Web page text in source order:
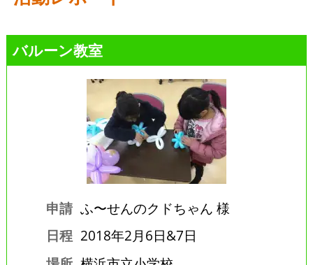
バルーン教室
申請 ふ〜せんのクドちゃん 様
日程 2018年2月6日&7日